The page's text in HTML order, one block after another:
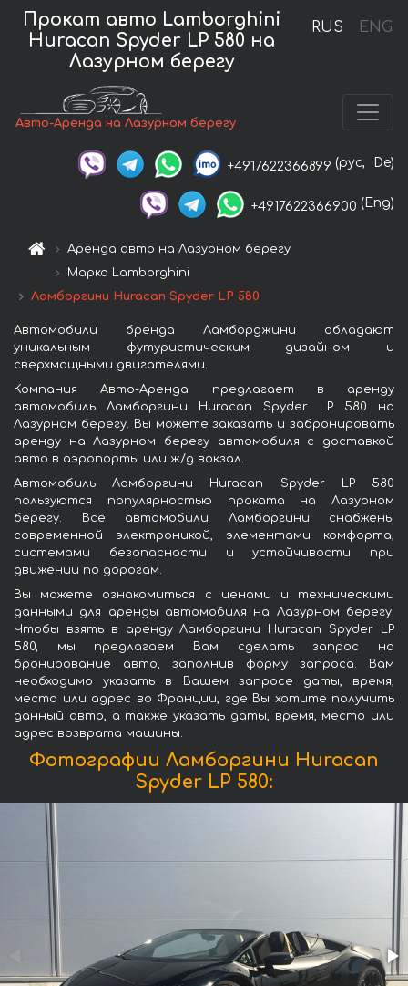
RUS ENG
Прокат авто Lamborghini
Huracan Spyder LP 580 на
Лазурном берегу
Авто-Аренда на Лазурном берегу
+4917622366899 (рус, De)
+4917622366900 (Eng)
Аренда авто на Лазурном берегу
Марка Lamborghini
Ламборгини Huracan Spyder LP 580
Автомобили бренда Ламборджини обладают
уникальным футуристическим дизайном и
сверхмощными двигателями.
Компания Авто-Аренда предлагает в аренду
автомобиль Ламборгини Huracan Spyder LP 580 на
Лазурном берегу. Вы можете заказать и забронировать
аренду на Лазурном берегу автомобиля с доставкой
авто в аэропорты или ж/д вокзал.
Автомобиль Ламборгини Huracan Spyder LP 580
пользуются популярностью проката на Лазурном
берегу. Все автомобили Ламборгини снабжены
современной электроникой, элементами комфорта,
системами безопасности и устойчивости при
движении по дорогам.
Вы можете ознакомиться с ценами и техническими
данными для аренды автомобиля на Лазурном берегу.
Чтобы взять в аренду Ламборгини Huracan Spyder LP
580, мы предлагаем Вам сделать запрос на
бронирование авто, заполнив форму запроса. Вам
необходимо указать в Вашем запросе даты, время,
место или адрес во Франции, где Вы хотите получить
данный авто, а также указать даты, время, место или
адрес возврата машины.
Фотографии Ламборгини Huracan
Spyder LP 580: